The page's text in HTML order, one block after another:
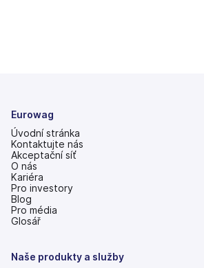
Eurowag
Úvodní stránka
Kontaktujte nás
Akceptační síť
O nás
Kariéra
Pro investory
(se
v
nových
Blog
Pro média
Glosář
Naše produkty a služby